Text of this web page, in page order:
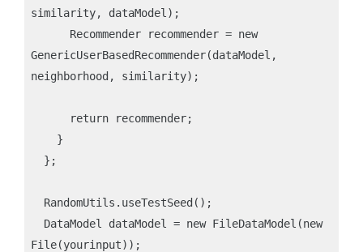
similarity, dataModel);
GenericUserBasedRecommender(dataModel,
neighborhood, similarity);
File(yourinput));